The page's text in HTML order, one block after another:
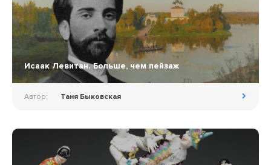
Исаак Левитан. Больше, чем пейзаж
Автор: Таня Быковская